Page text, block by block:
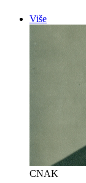
Više
CNAK